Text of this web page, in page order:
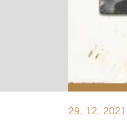
29. 12. 2021